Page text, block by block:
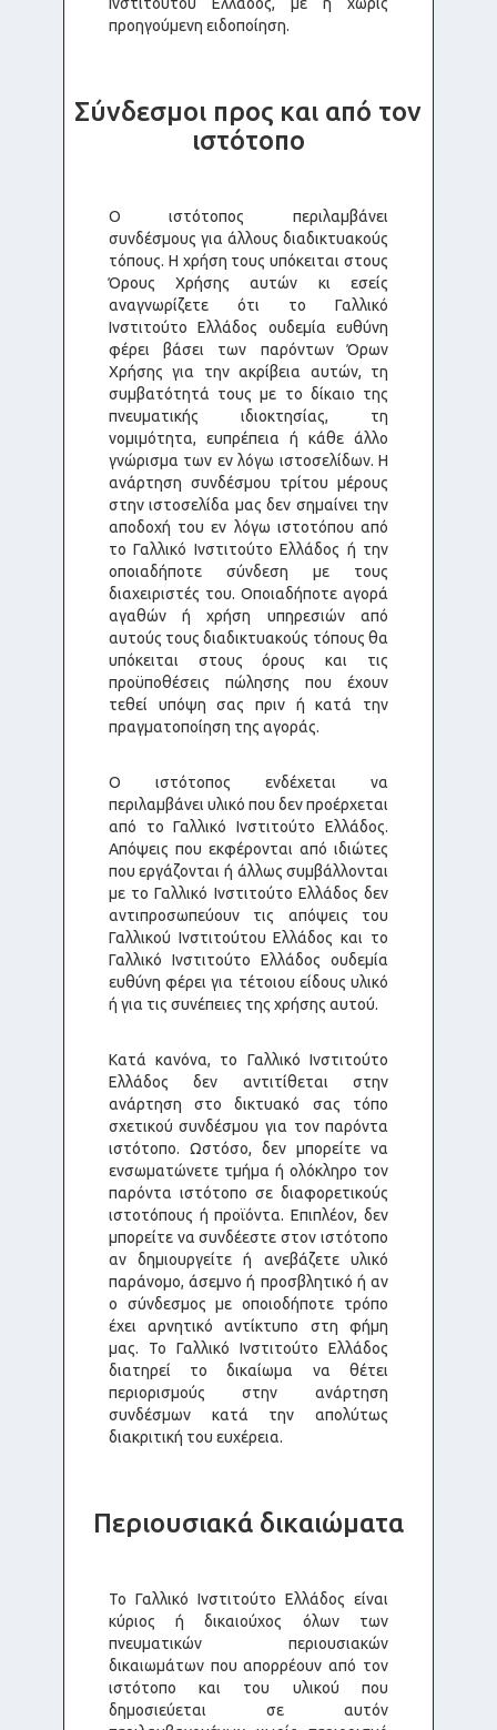
προηγούμενη ειδοποίηση.
Σύνδεσμοι προς και από τον
ιστότοπο
Ο ιστότοπος περιλαμβάνει
συνδέσμους για άλλους διαδικτυακούς
τόπους. Η χρήση τους υπόκειται στους
Όρους Χρήσης αυτών κι εσείς
αναγνωρίζετε ότι το Γαλλικό
Ινστιτούτο Ελλάδος ουδεμία ευθύνη
φέρει βάσει των παρόντων Όρων
Χρήσης για την ακρίβεια αυτών, τη
συμβατότητά τους με το δίκαιο της
πνευματικής ιδιοκτησίας, τη
νομιμότητα, ευπρέπεια ή κάθε άλλο
γνώρισμα των εν λόγω ιστοσελίδων. Η
ανάρτηση συνδέσμου τρίτου μέρους
στην ιστοσελίδα μας δεν σημαίνει την
αποδοχή του εν λόγω ιστοτόπου από
το Γαλλικό Ινστιτούτο Ελλάδος ή την
οποιαδήποτε σύνδεση με τους
διαχειριστές του. Οποιαδήποτε αγορά
αγαθών ή χρήση υπηρεσιών από
αυτούς τους διαδικτυακούς τόπους θα
υπόκειται στους όρους και τις
προϋποθέσεις πώλησης που έχουν
τεθεί υπόψη σας πριν ή κατά την
πραγματοποίηση της αγοράς.
Ο ιστότοπος ενδέχεται να
περιλαμβάνει υλικό που δεν προέρχεται
από το Γαλλικό Ινστιτούτο Ελλάδος.
Απόψεις που εκφέρονται από ιδιώτες
που εργάζονται ή άλλως συμβάλλονται
με το Γαλλικό Ινστιτούτο Ελλάδος δεν
αντιπροσωπεύουν τις απόψεις του
Γαλλικού Ινστιτούτου Ελλάδος και το
Γαλλικό Ινστιτούτο Ελλάδος ουδεμία
ευθύνη φέρει για τέτοιου είδους υλικό
ή για τις συνέπειες της χρήσης αυτού.
Κατά κανόνα, το Γαλλικό Ινστιτούτο
Ελλάδος δεν αντιτίθεται στην
ανάρτηση στο δικτυακό σας τόπο
σχετικού συνδέσμου για τον παρόντα
ιστότοπο. Ωστόσο, δεν μπορείτε να
ενσωματώνετε τμήμα ή ολόκληρο τον
παρόντα ιστότοπο σε διαφορετικούς
ιστοτόπους ή προϊόντα. Επιπλέον, δεν
μπορείτε να συνδέεστε στον ιστότοπο
αν δημιουργείτε ή ανεβάζετε υλικό
παράνομο, άσεμνο ή προσβλητικό ή αν
ο σύνδεσμος με οποιοδήποτε τρόπο
έχει αρνητικό αντίκτυπο στη φήμη
μας. Το Γαλλικό Ινστιτούτο Ελλάδος
διατηρεί το δικαίωμα να θέτει
περιορισμούς στην ανάρτηση
συνδέσμων κατά την απολύτως
διακριτική του ευχέρεια.
Περιουσιακά δικαιώματα
Το Γαλλικό Ινστιτούτο Ελλάδος είναι
κύριος ή δικαιούχος όλων των
πνευματικών περιουσιακών
δικαιωμάτων που απορρέουν από τον
ιστότοπο και του υλικού που
δημοσιεύεται σε αυτόν